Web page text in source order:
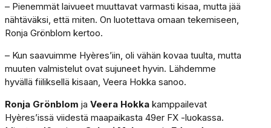
– Pienemmät laivueet muuttavat varmasti kisaa, mutta jää
nähtäväksi, että miten. On luotettava omaan tekemiseen,
Ronja Grönblom kertoo.
– Kun saavuimme Hyères’iin, oli vähän kovaa tuulta, mutta
muuten valmistelut ovat sujuneet hyvin. Lähdemme
hyvällä fiiliksellä kisaan, Veera Hokka sanoo.
Ronja Grönblom ja Veera Hokka kamppailevat
Hyères’issä viidestä maapaikasta 49er FX -luokassa.